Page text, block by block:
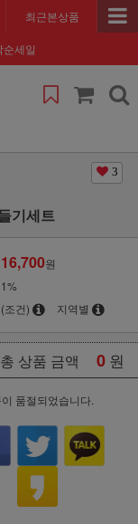
최근본상품
순세일
3
기세트
16,700원
1%
(조건) 지역별
총 상품 금액 0 원
품절되었습니다.